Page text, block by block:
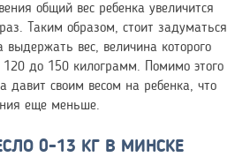
общий вес ребенка увеличится
Таким образом, стоит задуматься
вес, величина которого
120 до 150 килограмм. Помимо этого
давит своим весом на ребенка, что
еще меньше.
0-13 КГ В МИНСКЕ